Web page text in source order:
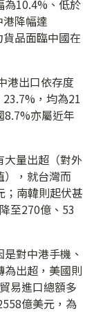
為10.4%、低於
降幅達
品面臨中國在
港出口依存度
23.7%，均為21
8.7%亦屬近年
大量出超（對外
），就台灣而
；南韓則起伏甚
至270億、53
對中港手機、
出超，美國則
易進口總額多
億美元，為